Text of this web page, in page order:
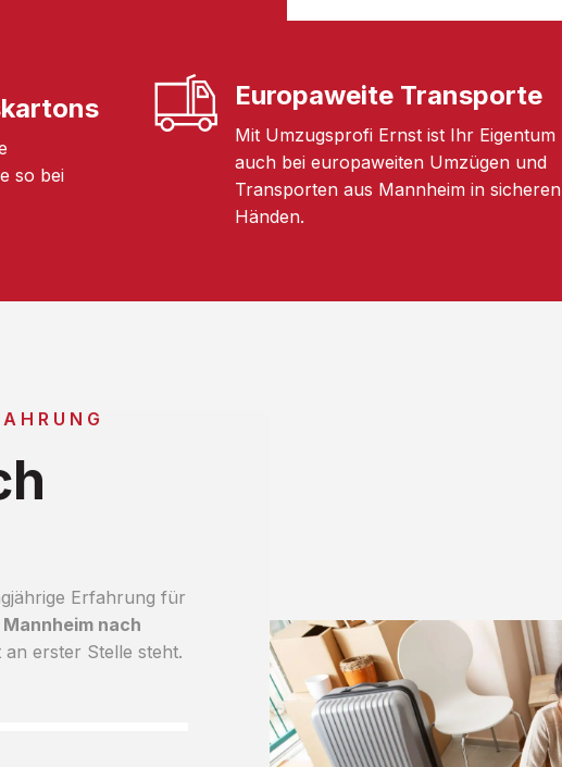
so bei
Europaweite Transporte
Mit Umzugsprofi Ernst ist Ihr Eigentum
auch bei europaweiten Umzügen und
Transporten aus Mannheim in sicheren
Händen.
Erfahrung für
nach
erster Stelle steht.